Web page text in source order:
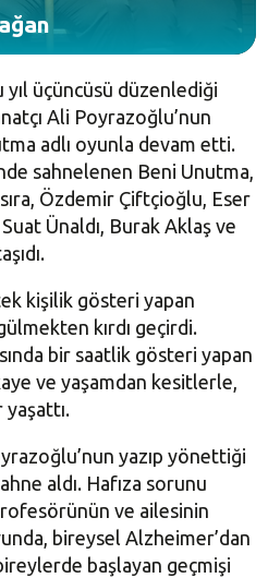
üçüncüsü düzenlediği
Ali Poyrazoğlu’nun
adlı oyunla devam etti.
sahnelenen Beni Unutma,
Özdemir Çiftçioğlu, Eser
Ünaldı, Burak Aklaş ve
kişilik gösteri yapan
kırdı geçirdi.
bir saatlik gösteri yapan
ve yaşamdan kesitlerle,
yaşattı.
yazıp yönettiği
aldı. Hafıza sorunu
ve ailesinin
bireysel Alzheimer’dan
başlayan geçmişi